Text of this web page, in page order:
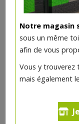
Notre magasin
sous un même
afin de vous
Vous y
mais également
Fromage
Epinette
Ce produit est